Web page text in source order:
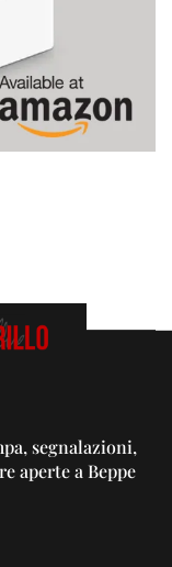
segnalazioni,
aperte a Beppe